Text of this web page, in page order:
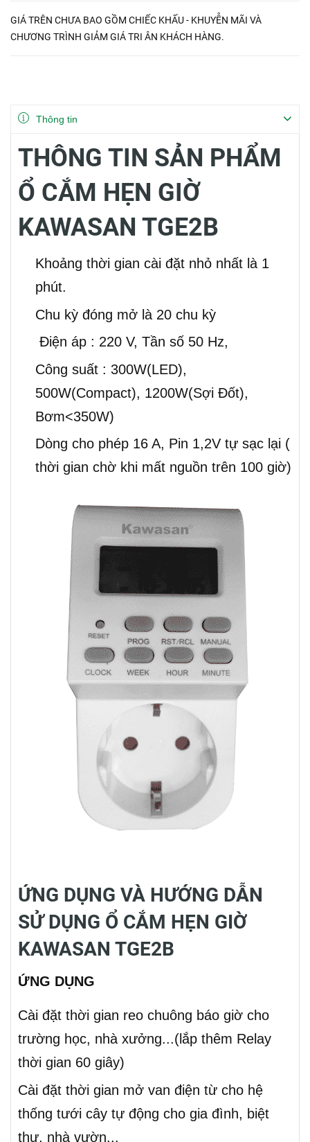
GIÁ TRÊN CHƯA BAO GỒM CHIẾC KHẤU - KHUYỄN MÃI VÀ
CHƯƠNG TRÌNH GIẢM GIÁ TRI ÂN KHÁCH HÀNG.
Thông tin
THÔNG TIN SẢN PHẨM
Ổ CẮM HẸN GIỜ
KAWASAN TGE2B
Khoảng thời gian cài đặt nhỏ nhất là 1
phút.
Chu kỳ đóng mở là 20 chu kỳ
Điện áp : 220 V, Tần số 50 Hz,
Công suất : 300W(LED),
500W(Compact), 1200W(Sợi Đốt),
Bơm<350W)
Dòng cho phép 16 A, Pin 1,2V tự sạc lại (
thời gian chờ khi mất nguồn trên 100 giờ)
ỨNG DỤNG VÀ HƯỚNG DẪN
SỬ DỤNG Ổ CẮM HẸN GIỜ
KAWASAN TGE2B
ỨNG DỤNG
Cài đặt thời gian reo chuông báo giờ cho
trường học, nhà xưởng...(lắp thêm Relay
thời gian 60 giây)
Cài đặt thời gian mở van điện từ cho hệ
thống tưới cây tự động cho gia đình, biệt
thự, nhà vườn...